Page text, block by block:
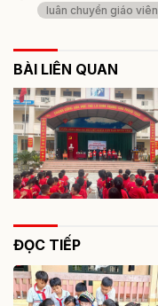
luân chuyển giáo viên
BÀI LIÊN QUAN
ĐỌC TIẾP